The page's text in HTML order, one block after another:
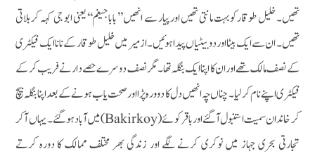
تھیں۔ خلیل طوقار کوبہت مانتی تھیں اور پیار سے انھیں ’’بابا جیغم‘‘ یعنی ابو جی کہہ کر بلاتی
تھیں۔ ان سے ایک بیٹا اور دو بیٹیاں پیدا ہوئیں۔ازمیر میں خلیل طوقار کے نانا ایک فیکٹری
کے نصف مالک تھے اور ان کا اپنا ایک بنگلہ تھا۔ مگر نصف دوسرے حصے دار نے فریب کر کے
فیکٹری اپنے نام کر لیا۔ چناں چہ انھیں دل کا دوورہ پڑا اور صحت یاب ہونے کے بعد اپنا بنگلہ بیچ
کر خاندان سمیت استنبول آگئے اور باقر کوئے (Bakirkoy) میں آباد ہوگئے۔ یہاں آکر
تجارتی بحری جہاز میں نوکری کرنے لگے اور زندگی بھر مختلف ممالک کا دورہ کرتے